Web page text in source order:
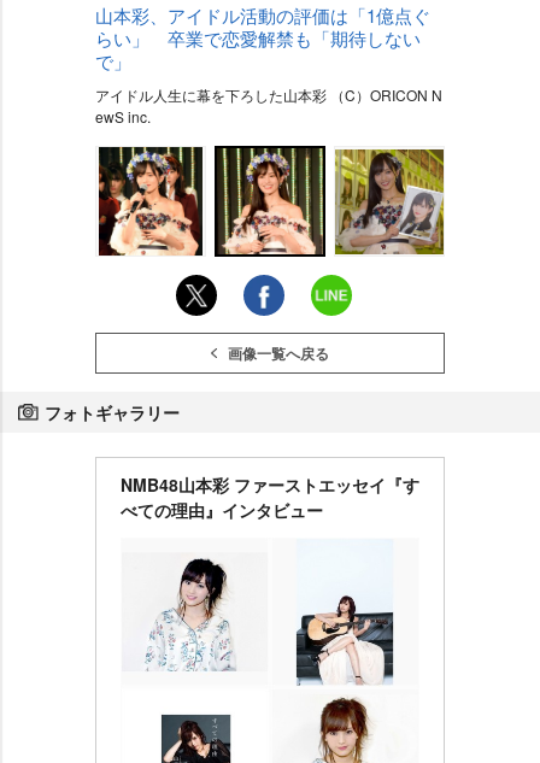
山本彩、アイドル活動の評価は「1億点ぐ
らい」 卒業で恋愛解禁も「期待しない
で」
アイドル人生に幕を下ろした山本彩 （C）ORICON N
ewS inc.
画像一覧へ戻る
フォトギャラリー
NMB48山本彩 ファーストエッセイ『す
べての理由』インタビュー